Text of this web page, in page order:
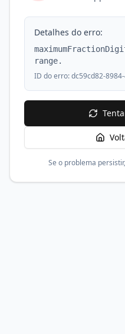
Detalhes do erro:
range.
ID do erro:dc59cd82-
Se o problema